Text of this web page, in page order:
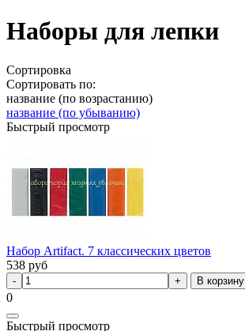
Наборы для лепки
Сортировка
Сортировать по:
название (по возрастанию)
название (по убыванию)
Быстрый просмотр
Набор Artifact. 7 классических цветов
538 руб
В корзину
0
Быстрый просмотр